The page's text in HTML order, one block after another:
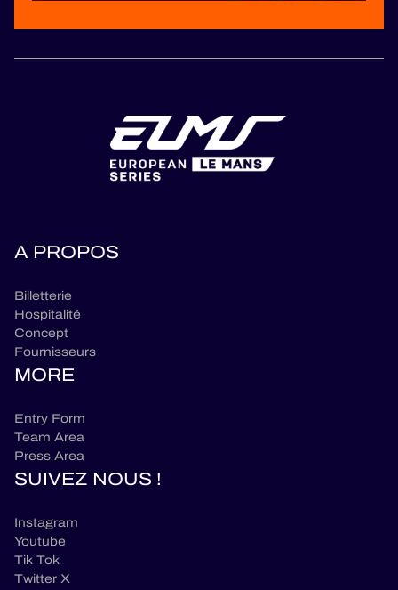
A PROPOS
Billetterie
Hospitalité
Concept
Fournisseurs
MORE
Entry Form
Team Area
Press Area
SUIVEZ NOUS !
Instagram
Youtube
Tik Tok
Twitter X